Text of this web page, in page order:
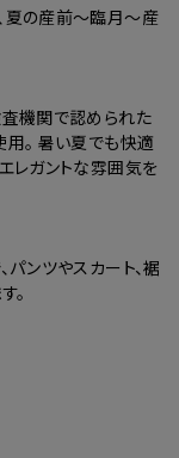
夏の産前～臨月～産
査機関で認められた
。 暑い夏でも快適
レガントな雰囲気を
パンツやスカート、裾
。